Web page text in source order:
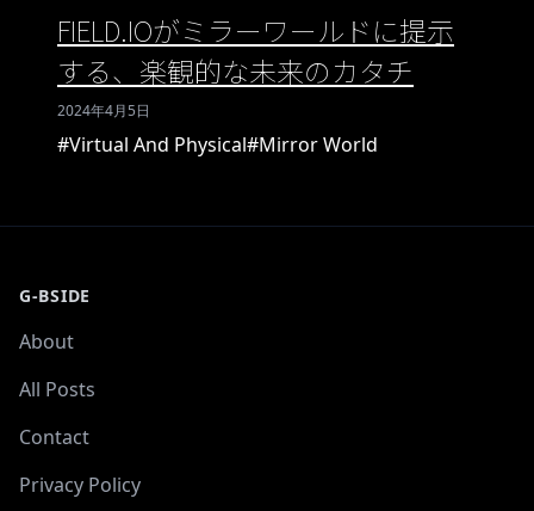
FIELD.IOがミラーワールドに提示
する、楽観的な未来のカタチ
2024年4月5日
#Virtual And Physical#Mirror World
G-BSIDE
About
All Posts
Contact
Privacy Policy